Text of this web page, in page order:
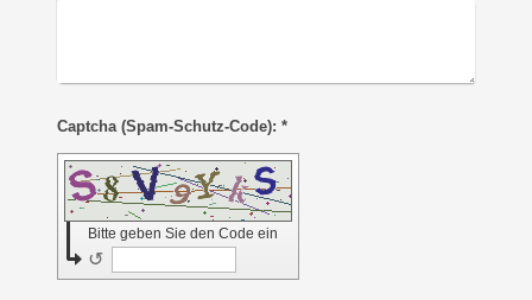
Captcha (Spam-Schutz-Code): *
Bitte geben Sie den Code ein
↺